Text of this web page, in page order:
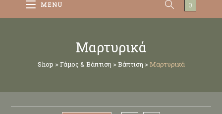
0
MENU
Μαρτυρικά
Shop >Γάμος & Βάπτιση >Βάπτιση > Μαρτυρικά